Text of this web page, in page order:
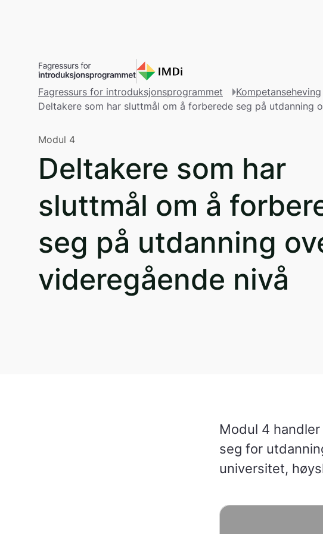
Fagressurs for introduksjonsprogrammet Kompetanseheving
Deltakere som har sluttmål om å forberede seg på utdanning
Modul 4
Deltakere som har
sluttmål om å
seg på utdanning
videregående nivå
Modul 4
seg for
universitet,